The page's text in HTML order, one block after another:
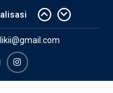
Instagram